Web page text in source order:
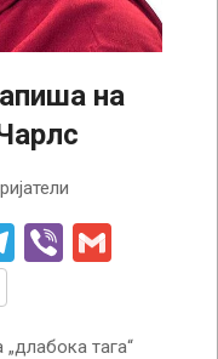
на
Telegram
Viber
„длабока тага“